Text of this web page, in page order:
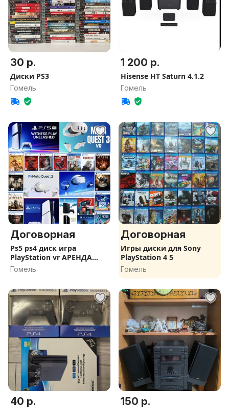
30 р.
Диски PS3
Гомель
1 200 р.
Hisense HT Saturn 4.1.2
Гомель
Договорная
Ps5 ps4 диск игра
PlayStation vr АРЕНДА
ПРОКАТ
Гомель
Договорная
Игры диски для Sony
PlayStation 4 5
Гомель
40 р. 150 р.